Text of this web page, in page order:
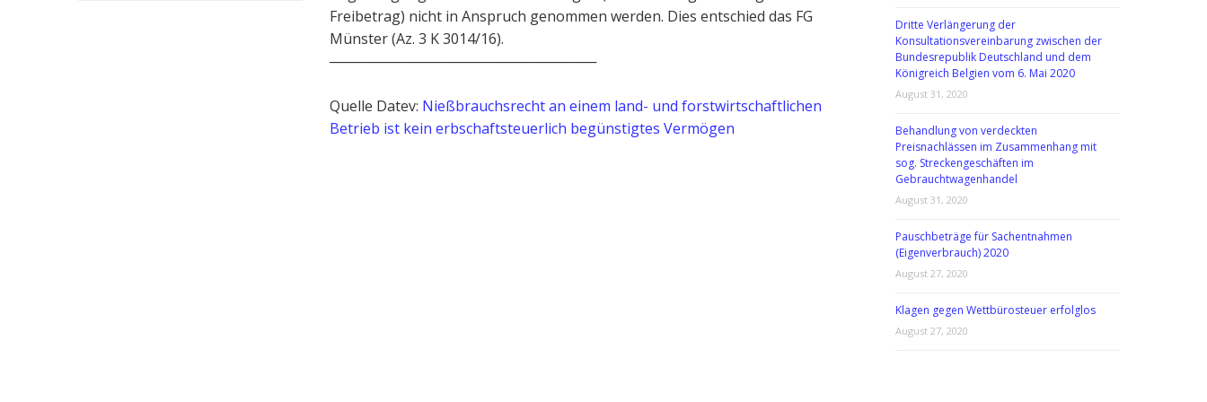
Freibetrag) nicht in Anspruch genommen werden. Dies entschied das FG
Münster (Az. 3 K 3014/16).
───────────────────────────
Quelle Datev: Nießbrauchsrecht an einem land- und forstwirtschaftlichen
Betrieb ist kein erbschaftsteuerlich begünstigtes Vermögen
Dritte Verlängerung der
Konsultationsvereinbarung zwischen der
Bundesrepublik Deutschland und dem
Königreich Belgien vom 6. Mai 2020
August 31, 2020
Behandlung von verdeckten
Preisnachlässen im Zusammenhang mit
sog. Streckengeschäften im
Gebrauchtwagenhandel
August 31, 2020
Pauschbeträge für Sachentnahmen
(Eigenverbrauch) 2020
August 27, 2020
Klagen gegen Wettbürosteuer erfolglos
August 27, 2020